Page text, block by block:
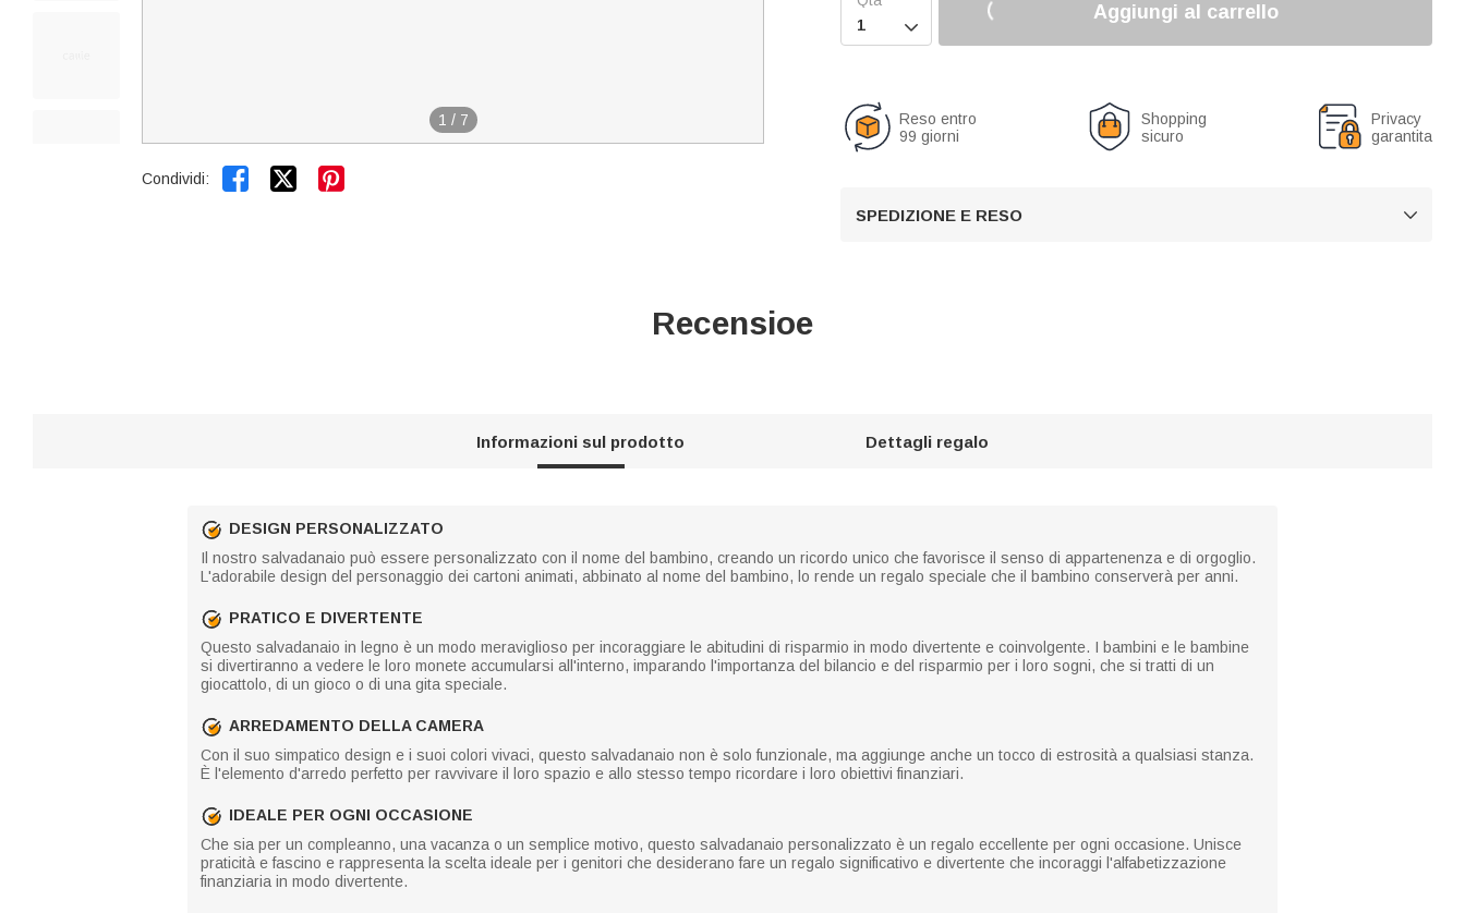
1 / 7
Condividi:  

Aggiungi al carrello
Reso entro
99 giorni
Shopping
sicuro
Privacy
garantita
SPEDIZIONE E RESO 
Recensioe
Informazioni sul prodotto Dettagli regalo
DESIGN PERSONALIZZATO
Il nostro salvadanaio può essere personalizzato con il nome del bambino, creando un ricordo unico che favorisce il senso di appartenenza e di orgoglio.
L'adorabile design del personaggio dei cartoni animati, abbinato al nome del bambino, lo rende un regalo speciale che il bambino conserverà per anni.
PRATICO E DIVERTENTE
Questo salvadanaio in legno è un modo meraviglioso per incoraggiare le abitudini di risparmio in modo divertente e coinvolgente. I bambini e le bambine
si divertiranno a vedere le loro monete accumularsi all'interno, imparando l'importanza del bilancio e del risparmio per i loro sogni, che si tratti di un
giocattolo, di un gioco o di una gita speciale.
ARREDAMENTO DELLA CAMERA
Con il suo simpatico design e i suoi colori vivaci, questo salvadanaio non è solo funzionale, ma aggiunge anche un tocco di estrosità a qualsiasi stanza.
È l'elemento d'arredo perfetto per ravvivare il loro spazio e allo stesso tempo ricordare i loro obiettivi finanziari.
IDEALE PER OGNI OCCASIONE
Che sia per un compleanno, una vacanza o un semplice motivo, questo salvadanaio personalizzato è un regalo eccellente per ogni occasione. Unisce
praticità e fascino e rappresenta la scelta ideale per i genitori che desiderano fare un regalo significativo e divertente che incoraggi l'alfabetizzazione
finanziaria in modo divertente.